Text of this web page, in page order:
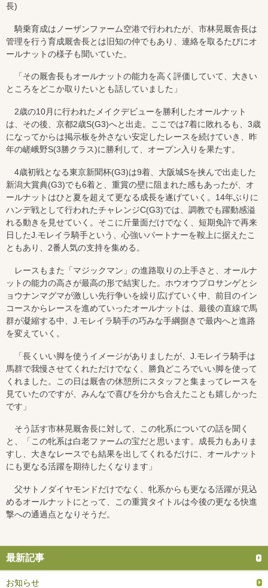
長)
騎乗育成はノーザンファーム空港で行われたが、市林晃厩舎長は
管理を行う育成厩舎長とは旧知の仲でもあり、連絡を取るたびにオ
ールナットの様子も聞いていた。
「その厩舎長もオールナットの能力を高く評価していて、大きい
ところをどこか取りたいとも話していました」
2歳の10月に行われたメイクデビューを勝利したオールナット
は、その後、京都2歳S(G3)へと出走。ここでは7着に敗れるも、3歳
になってからは掲示板を外さない安定したレースを続けていき、昨
年の嵯峨野S(3勝クラス)に勝利して、オープン入りを果たす。
4歳初戦となる東京新聞杯(G3)は9着、大阪城Sを挟んで出走した
新潟大賞典(G3)でも6着と、重賞の壁に阻まれた感もあったが、オ
ールナットはひと夏を超えて更なる成長を遂げていく。14年ぶりに
ハンデ戦として行われたチャレンジC(G3)では、調教でも躍動感溢
れる動きを見せていく。そこに斤量面だけでなく、短期免許で再来
日したJ.モレイラ騎手という、心強いパートナーを鞍上に据えたこ
ともあり、2番人気の支持を集める。
レースもまた「マジックマン」の進路取りの上手さと、オールナ
ットの能力の高さが最高の形で結実した。ホウオウプロサンゲとシ
ョウナンマグマが激しい先行争いを繰り広げていく中、前目のイン
コースからレースを進めていったオールナットは、最後の直線で馬
群が凝縮する中、J.モレイラ騎手の巧みな手綱捌きで最内へと進路
を変えていく。
「長くいい脚を使うイメージがありましたが、J.モレイラ騎手は
馬群で我慢させてくれただけでなく、勝負どころでいい脚を使って
くれました。この日は厩舎の休憩所にスタッフと集まってレースを
見ていたのですが、みんなで喜びを分かち合えたことも嬉しかった
です」
そう話す市林晃厩舎長に対して、この牝系についての話を聞く
と、「この牝系は白老ファームの宝だと思います。成長力もありま
すし、大きなレースでも結果を出してくれるだけに、オールナット
にも更なる活躍を期待したくなります」
父サトノダイヤモンドだけでなく、牝系からも更なる活躍が見込
めるオールナットにとって、この重賞タイトルは今後の更なる快進
撃への通過点となりそうだ。
最新記事
お知らせ